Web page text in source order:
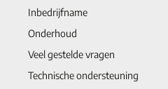
Inbedrijfname
Onderhoud
Veel gestelde vragen
Technische ondersteuning